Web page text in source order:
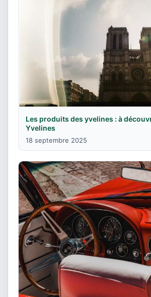
Les produits des yvelines : à
Yvelines
18 septembre 2025